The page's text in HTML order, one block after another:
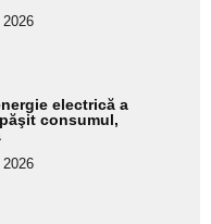
electrică a
consumul,